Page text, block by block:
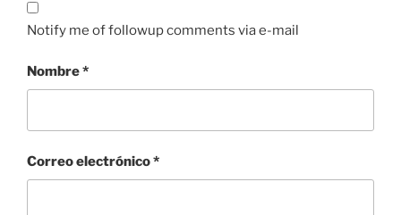
Notify me of followup comments via e-mail
Nombre*
Correo electrónico*